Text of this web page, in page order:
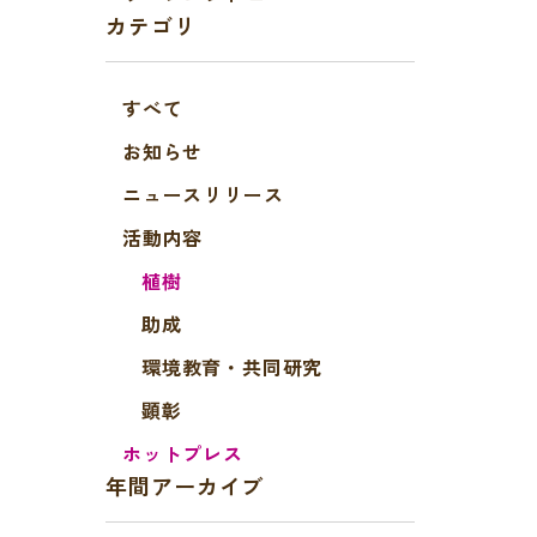
カテゴリ
すべて
お知らせ
ニュースリリース
活動内容
植樹
助成
環境教育・共同研究
顕彰
ホットプレス
年間アーカイブ